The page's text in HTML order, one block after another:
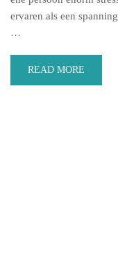
ervaren als een
…
READ MORE